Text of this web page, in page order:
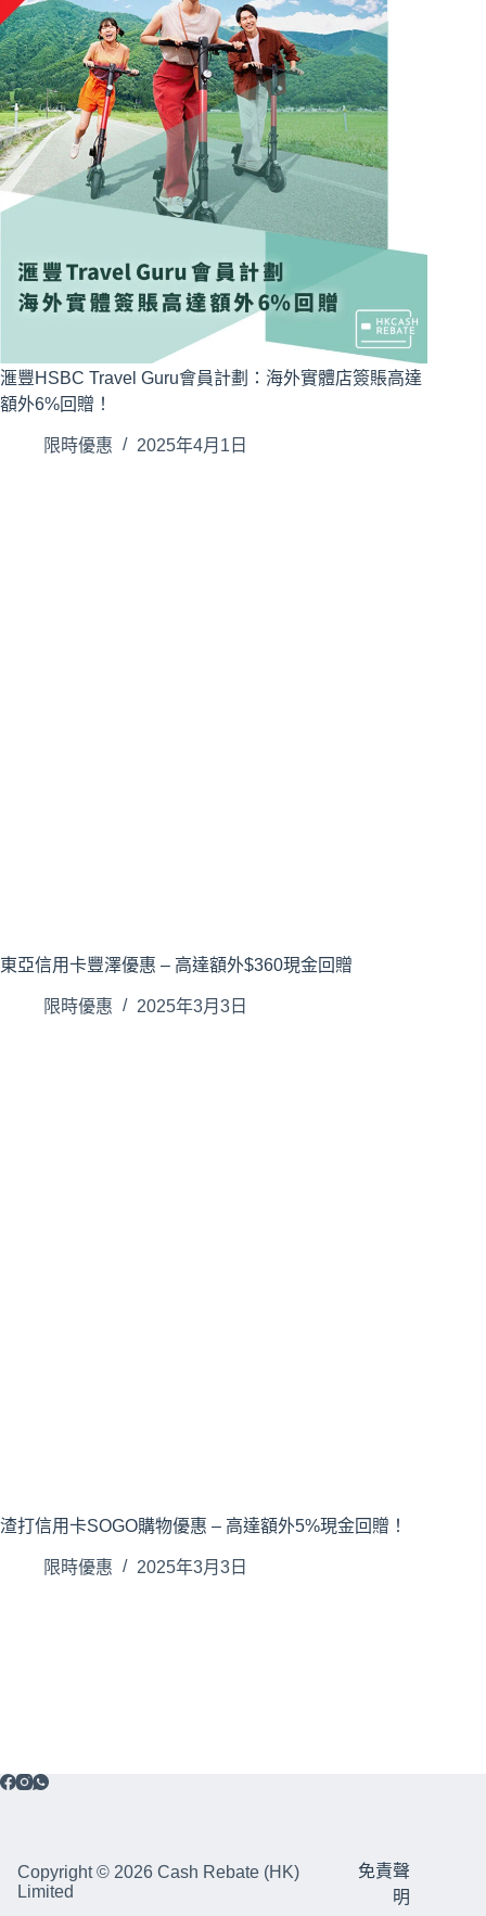
滙豐HSBC Travel Guru會員計劃：海外實體店簽賬高達
額外6%回贈！
限時優惠 2025年4月1日
東亞信用卡豐澤優惠 – 高達額外$360現金回贈
限時優惠 2025年3月3日
渣打信用卡SOGO購物優惠 – 高達額外5%現金回贈！
限時優惠 2025年3月3日
Copyright © 2026 Cash Rebate (HK)
Limited
免責聲
明